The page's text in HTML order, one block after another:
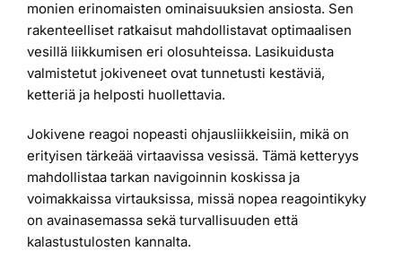
monien erinomaisten ominaisuuksien ansiosta. Sen
rakenteelliset ratkaisut mahdollistavat optimaalisen
vesillä liikkumisen eri olosuhteissa. Lasikuidusta
valmistetut jokiveneet ovat tunnetusti kestäviä,
ketteriä ja helposti huollettavia.
Jokivene reagoi nopeasti ohjausliikkeisiin, mikä on
erityisen tärkeää virtaavissa vesissä. Tämä ketteryys
mahdollistaa tarkan navigoinnin koskissa ja
voimakkaissa virtauksissa, missä nopea reagointikyky
on avainasemassa sekä turvallisuuden että
kalastustulosten kannalta.